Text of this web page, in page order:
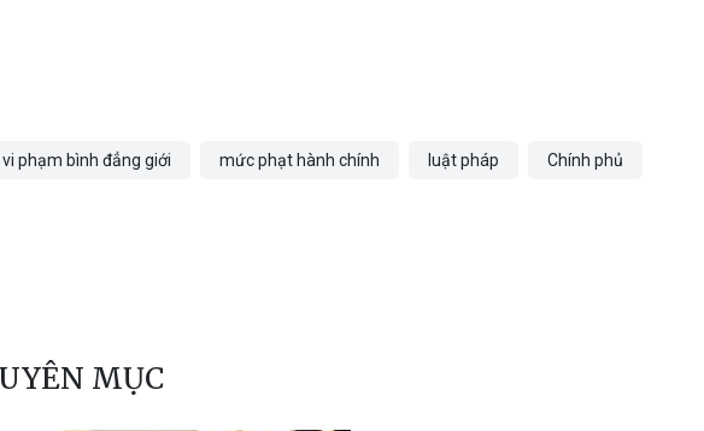
phạm bình đẳng giới mức phạt hành chính luật pháp Chính phủ
MỤC